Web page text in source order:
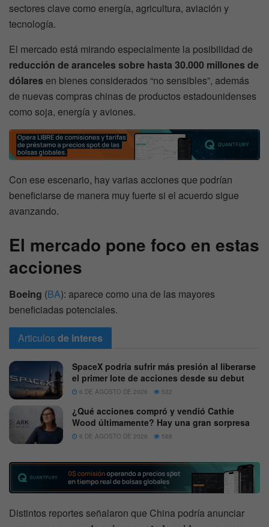
sectores clave como energía, agricultura, aviación y
tecnología.
El mercado está mirando especialmente la posibilidad de
reducción de aranceles sobre hasta 30.000 millones de
dólares en bienes considerados “no sensibles”, además
de nuevas compras chinas de productos estadounidenses
como soja, energía y aviones.
Con ese escenario, hay varias acciones que podrían
beneficiarse de manera muy fuerte si el acuerdo sigue
avanzando.
El mercado pone foco en estas
acciones
Boeing (BA): aparece como una de las mayores
beneficiadas potenciales.
Articulosde interes
SpaceX podría sufrir más presión al liberarse
el primer lote de acciones desde su debut
6 DE AGOSTO DE 2026 532
¿Qué acciones compró y vendió Cathie
Wood últimamente? Hay una gran sorpresa
6 DE AGOSTO DE 2026 588
Distintos reportes señalaron que China podría anunciar